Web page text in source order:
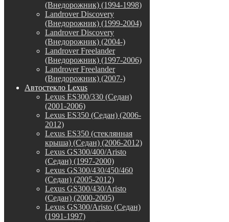
(Внедорожник) (1994-1998)
Landrover Discovery
(Внедорожник) (1999-2004)
Landrover Discovery
(Внедорожник) (2004-)
Landrover Freelander
(Внедорожник) (1997-2006)
Landrover Freelander
(Внедорожник) (2007-)
Автостекло Lexus
Lexus ES300/330 (Седан)
(2001-2006)
Lexus ES350 (Седан) (2006-
2012)
Lexus ES350 (стеклянная
крыша) (Седан) (2006-2012)
Lexus GS300/400/Aristo
(Седан) (1997-2000)
Lexus GS300/430/450/460
(Седан) (2005-2012)
Lexus GS300/430/Aristo
(Седан) (2000-2005)
Lexus GS300/Aristo (Седан)
(1991-1997)